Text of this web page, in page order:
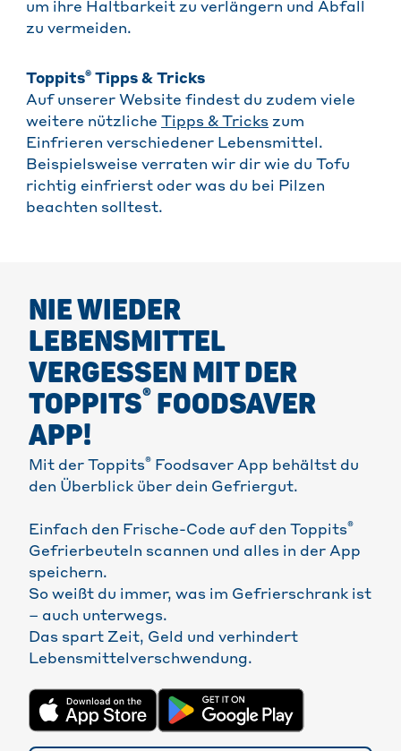
um ihre Haltbarkeit zu verlängern und Abfall
zu vermeiden.
Toppits® Tipps & Tricks
Auf unserer Website findest du zudem viele
weitere nützliche
Tipps & Tricks zum
Einfrieren verschiedener Lebensmittel.
Beispielsweise verraten wir dir wie du Tofu
richtig einfrierst oder was du bei Pilzen
beachten solltest.
NIE WIEDER
LEBENSMITTEL
VERGESSEN MIT DER
TOPPITS® FOODSAVER
APP!
Mit der Toppits® Foodsaver App behältst du
den Überblick über dein Gefriergut.
Einfach den Frische-Code auf den Toppits®
Gefrierbeuteln scannen und alles in der App
speichern.
So weißt du immer, was im Gefrierschrank ist
– auch unterwegs.
Das spart Zeit, Geld und verhindert
Lebensmittelverschwendung.